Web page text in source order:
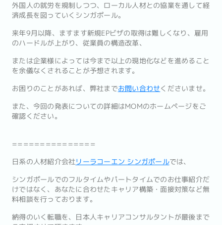
外国人の就労を規制しつつ、ローカル人材との協業を通して経
済成長を図っていくシンガポール。
来年9月以降、ますます新規EPビザの取得は難しくなり、雇用
のハードルが上がり、従業員の構造改革、
または企業様によっては今まで以上の現地化などを進めること
を余儀なくされることが予想されます。
お困りのことがあれば、弊社までお問い合わせくださいませ。
また、今回の発表についての詳細はMOMのホームページをご
確認ください。
===============
日系の人材紹介会社リーラコーエン シンガポールでは、
シンガポールでのフルタイムやパートタイムでのお仕事紹介だ
けではなく、あなたに合わせたキャリア構築・ 面接対策など無
料相談を行っております。
納得のいく転職を、 日本人キャリアコンサルタントが最後まで